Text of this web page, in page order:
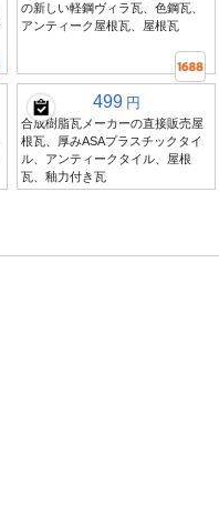
の新しい軽鋼ヴィラ瓦、色鋼瓦、
アンティーク屋根瓦、屋根瓦
499 円
合成樹脂瓦メーカーの直接販売屋
根瓦、厚みASAプラスチックタイ
ル、アンティークタイル、屋根
瓦、釉力付き瓦